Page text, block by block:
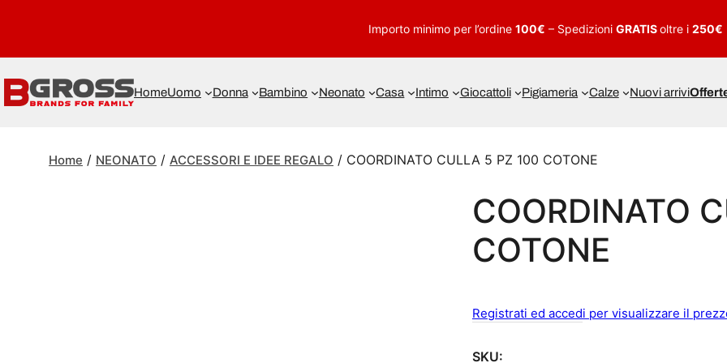
Importo minimo per l’ordine 100€ – Spedizioni GRATISoltre i 250€
HomeUomo Donna Bambino Neonato Casa Intimo Giocattoli Pigiameria Calze Nuovi arrivi
Home / NEONATO / ACCESSORI E IDEE REGALO / COORDINATO CULLA 5 PZ 100 COTONE
COORDINATO
COTONE
Registrati ed accedi per visualizzare il
SKU: